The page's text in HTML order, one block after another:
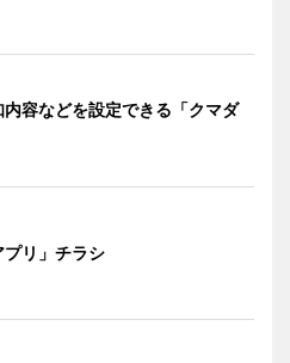
内容などを設定できる「クマダ
プリ」チラシ